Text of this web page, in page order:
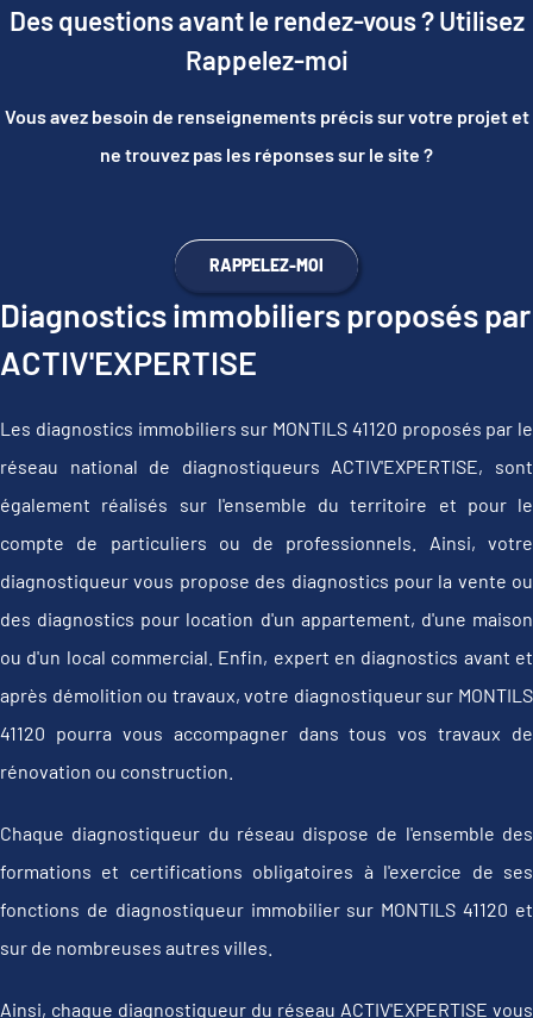
Des questions avant le rendez-vous ? Utilisez
Rappelez-moi
Vous avez besoin de renseignements précis sur votre projet et
ne trouvez pas les réponses sur le site ?
RAPPELEZ-MOI
Diagnostics immobiliers proposés par
ACTIV'EXPERTISE
Les diagnostics immobiliers sur MONTILS 41120 proposés par le
réseau national de diagnostiqueurs ACTIV'EXPERTISE, sont
également réalisés sur l'ensemble du territoire et pour le
compte de particuliers ou de professionnels. Ainsi, votre
diagnostiqueur vous propose des diagnostics pour la vente ou
des diagnostics pour location d'un appartement, d'une maison
ou d'un local commercial. Enfin, expert en diagnostics avant et
après démolition ou travaux, votre diagnostiqueur sur MONTILS
41120 pourra vous accompagner dans tous vos travaux de
rénovation ou construction.
Chaque diagnostiqueur du réseau dispose de l'ensemble des
formations et certifications obligatoires à l'exercice de ses
fonctions de diagnostiqueur immobilier sur MONTILS 41120 et
sur de nombreuses autres villes.
Ainsi, chaque diagnostiqueur du réseau ACTIV'EXPERTISE vous